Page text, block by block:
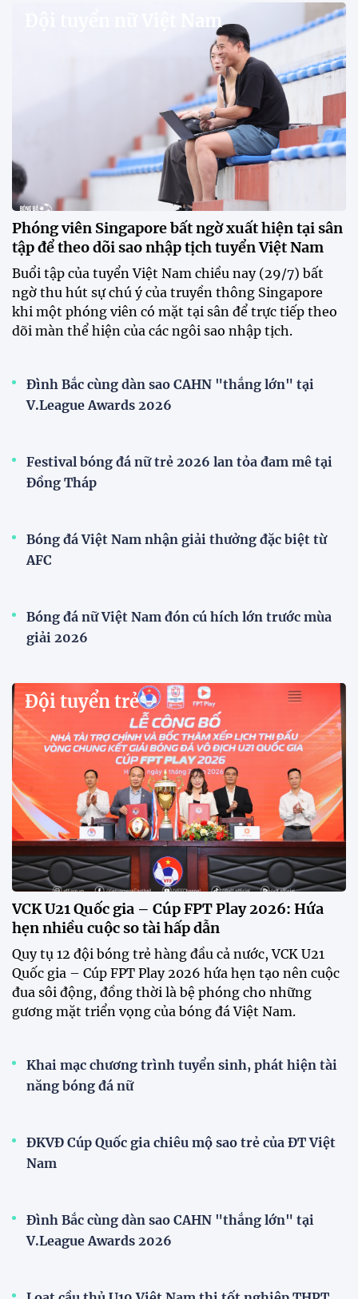
V.League chính thức khoác "áo mới" trước mùa
VPF chính thức ra mắt bộ nhận diện thương hiệu và
slogan mới cho hệ thống các giải bóng đá chuyên
nghiệp quốc gia, mở ra diện mạo mới cho V.League
trước mùa giải 2026-2027.
HLV Văn Sỹ Sơn: "Tôi đặt bút ký bằng niềm tin và
khát vọng"
CLB Sông Lam Nghệ An chính thức có nhà tài trợ
mới
Tiền đạo Đình Bắc chốt tương lai sau tin đồn sang
Nhật Bản thi đấu
ĐKVĐ Cúp Quốc gia chiêu mộ sao trẻ của ĐT Việt
Đội tuyển Việt Nam
Xã Hùng Châu tưng bừng khai mạc giải bóng đá
truyền thống lần thứ VI
Giải bóng đá truyền thống xã Hùng Châu lần thứ VI
chính thức khởi tranh với sự tham gia của 14 đội
bóng, hứa hẹn mang đến những trận cầu hấp dẫn.
HLV Kim Sang Sik: "ĐT Việt Nam sẽ tung đội
hình mạnh nhất trước Campuchia"
CĐV vượt gần 80 km từ 5h30 sáng để mua vé xem
tuyển Việt Nam
Tuyển Việt Nam đối đầu Malaysia ở bán kết
ASEAN Cup 2026?
Đội tuyển Việt Nam được người hâm mộ chào đón
nồng nhiệt khi trở về Hà Nội
Đội tuyển nữ Việt Nam